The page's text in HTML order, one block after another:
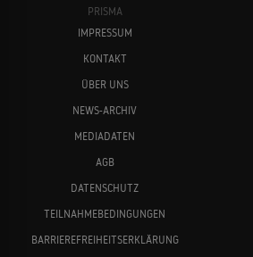
PRISMA
IMPRESSUM
KONTAKT
ÜBER UNS
NEWS-ARCHIV
MEDIADATEN
AGB
DATENSCHUTZ
TEILNAHMEBEDINGUNGEN
BARRIEREFREIHEITSERKLÄRUNG